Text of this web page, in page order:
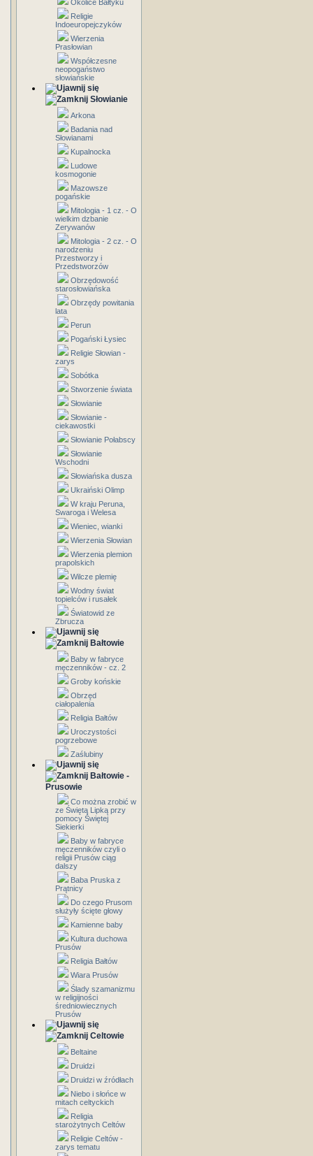
Okolice Bałtyku
Religie
Indoeuropejczyków
Wierzenia
Prasłowian
Współczesne
neopogaństwo
słowiańskie
Słowianie
Arkona
Badania nad
Słowianami
Kupalnocka
Ludowe
kosmogonie
Mazowsze
pogańskie
Mitologia - 1 cz. - O
wielkim dzbanie
Zerywanów
Mitologia - 2 cz. - O
narodzeniu
Przestworzy i
Przedstworzów
Obrzędowość
starosłowiańska
Obrzędy powitania
lata
Perun
Pogański Łysiec
Religie Słowian -
zarys
Sobótka
Stworzenie świata
Słowianie
Słowianie -
ciekawostki
Słowianie Połabscy
Słowianie
Wschodni
Słowiańska dusza
Ukraiński Olimp
W kraju Peruna,
Swaroga i Welesa
Wieniec, wianki
Wierzenia Słowian
Wierzenia plemion
prapolskich
Wilcze plemię
Wodny świat
topielców i rusałek
Światowid ze
Zbrucza
Bałtowie
Baby w fabryce
męczenników - cz. 2
Groby końskie
Obrzęd
ciałopalenia
Religia Bałtów
Uroczystości
pogrzebowe
Zaślubiny
Bałtowie -
Prusowie
Co można zrobić w
ze Świętą Lipką przy
pomocy Świętej
Siekierki
Baby w fabryce
męczenników czyli o
religii Prusów ciąg
dalszy
Baba Pruska z
Prątnicy
Do czego Prusom
służyły ścięte głowy
Kamienne baby
Kultura duchowa
Prusów
Religia Bałtów
Wiara Prusów
Ślady szamanizmu
w religijności
średniowiecznych
Prusów
Celtowie
Beltaine
Druidzi
Druidzi w źródłach
Niebo i słońce w
mitach celtyckich
Religia
starożytnych Celtów
Religie Celtów -
zarys tematu